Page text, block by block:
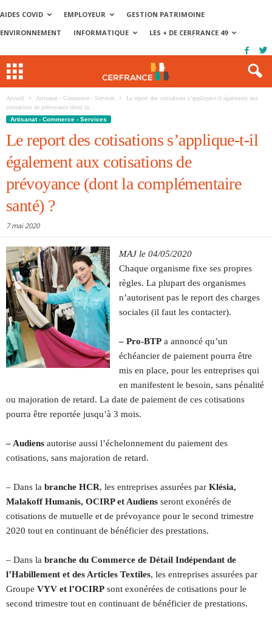
AIDES COVID EMPLOYEUR
GESTION PATRIMOINE
ENVIRONNEMENT
INFORMATIQUE LES + DE CERFRANCE 49
Accueil Artisanat - Commerce - Services
Le report des cotisations s’applique-t-il également aux
cotisations de prévoyance (dont la...
Artisanat - Commerce - Services
Le report des cotisations s’applique-t-il
également aux cotisations de
prévoyance (dont la complémentaire
santé) ?
7 mai 2020
MAJ le 04/05/2020
Chaque organisme fixe ses propres
règles. La plupart des organismes
n’autorisent pas le report des charges
sociales (il faut les contacter).
– Pro-BTP a annoncé qu’un
échéancier de paiement pourra être
mis en place, pour les entreprises qui
en manifestent le besoin, sans pénalité
ou majoration de retard. La date de paiement de ces cotisations
pourra être reportée jusqu’à 3 mois.
– Audiens autorise aussi l’échelonnement du paiement des
cotisations, sans majoration de retard.
– Dans la branche HCR, les entreprises assurées par Klésia,
Malakoff Humanis, OCIRP et Audiens seront exonérés de
cotisations de mutuelle et de prévoyance pour le second trimestre
2020 tout en continuant de bénéficier des prestations.
– Dans la branche du Commerce de Détail Indépendant de
l’Habillement et des Articles Textiles, les entreprises assurées par
Groupe VYV et l’OCIRP sont exonérées de cotisations pour le
second trimestre tout en continuant de bénéficier de prestations.